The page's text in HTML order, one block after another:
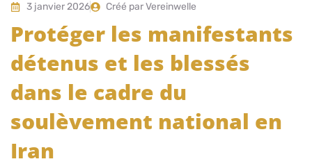
3 janvier 2026 Créé par Vereinwelle
Protéger les manifestants
détenus et les blessés
dans le cadre du
soulèvement national en
Iran